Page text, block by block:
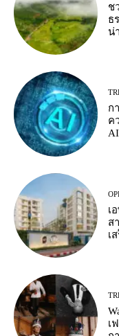
ช
ธ
น่
ก
ค
AI
เ
ส
เ
เ